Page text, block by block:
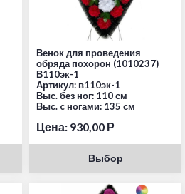
Венок для проведения
обряда похорон (1010237)
В110эк-1
Артикул: в110эк-1
Выс. без ног: 110 см
Выс. c ногами: 135 см
Цена: 930,00 Р
Выбор